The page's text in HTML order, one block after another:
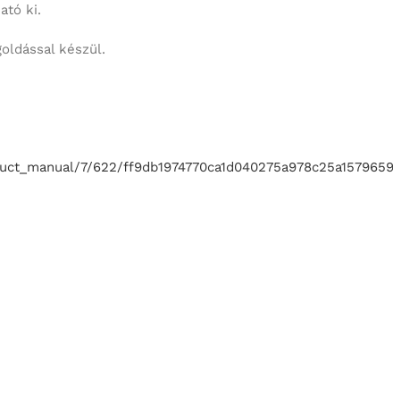
ki.
készül.
7/622/